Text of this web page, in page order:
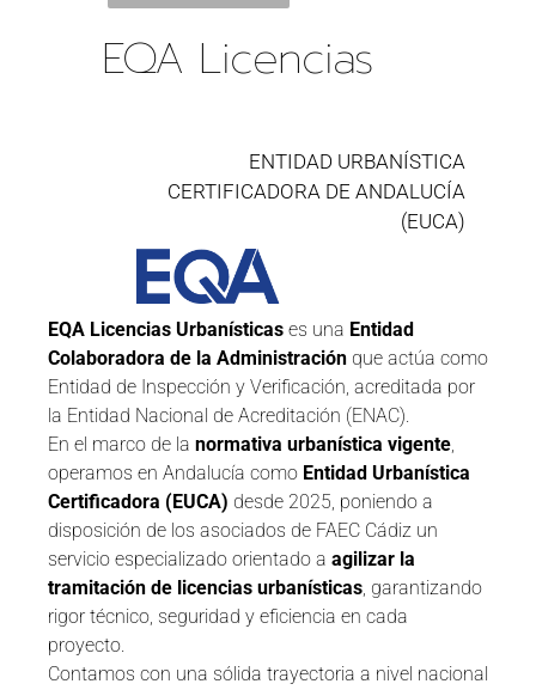
EQA Licencias
ENTIDAD URBANÍSTICA
CERTIFICADORA DE ANDALUCÍA
(EUCA)
EQA Licencias Urbanísticas es una Entidad
Colaboradora de la Administración que actúa como
Entidad de Inspección y Verificación, acreditada por
la Entidad Nacional de Acreditación (ENAC).
En el marco de la normativa urbanística vigente,
operamos en Andalucía como Entidad Urbanística
Certificadora (EUCA) desde 2025, poniendo a
disposición de los asociados de FAEC Cádiz un
servicio especializado orientado a agilizar la
tramitación de licencias urbanísticas, garantizando
rigor técnico, seguridad y eficiencia en cada
proyecto.
Contamos con una sólida trayectoria a nivel nacional